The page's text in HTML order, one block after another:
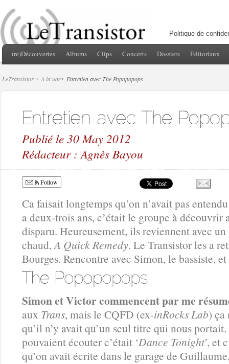
Politique de
(re)Découvertes Albums Clips Concerts Dossiers Editoriaux
LeTransistor A la une Entretien avec The Popopopops
Publié le 30 May 2012
Rédacteur : Agnès Bayou
Follow
Ca faisait longtemps qu’on n’avait pas
a deux-trois ans, c’était le groupe à
disparu. Heureusement, ils reviennent avec
chaud,A Quick Remedy. Le Transistor les a
Bourges. Rencontre avec Simon, le bassiste,
Simon et Victor commencent par me
aux Trans, mais le CQFD (ex-inRocks Lab) ça
qu’il n’y avait qu’un seul titre qui nous
pouvaient écouter c’était ‘Dance Tonight’, et
qu’on avait écrite dans le garage de